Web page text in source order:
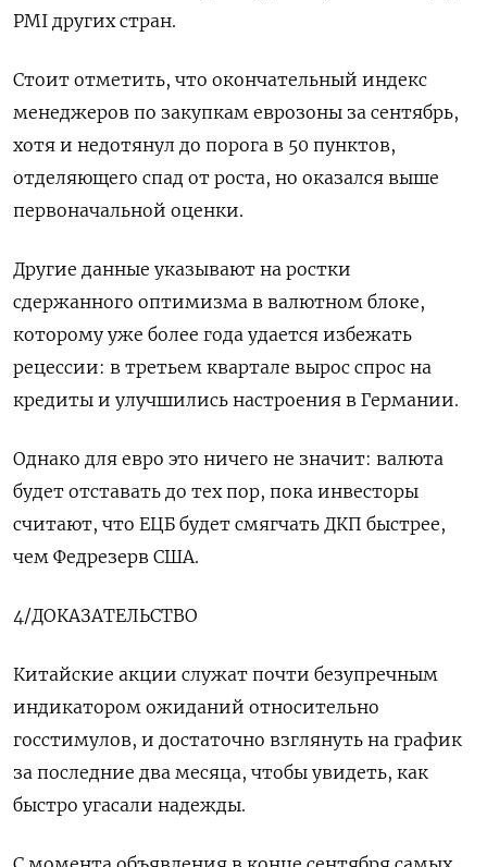
PMI других стран.
Стоит отметить, что окончательный индекс
менеджеров по закупкам еврозоны за сентябрь,
хотя и недотянул до порога в 50 пунктов,
отделяющего спад от роста, но оказался выше
первоначальной оценки.
Другие данные указывают на ростки
сдержанного оптимизма в валютном блоке,
которому уже более года удается избежать
рецессии: в третьем квартале вырос спрос на
кредиты и улучшились настроения в Германии.
Однако для евро это ничего не значит: валюта
будет отставать до тех пор, пока инвесторы
считают, что ЕЦБ будет смягчать ДКП быстрее,
чем Федрезерв США.
4/ДОКАЗАТЕЛЬСТВО
Китайские акции служат почти безупречным
индикатором ожиданий относительно
госстимулов, и достаточно взглянуть на график
за последние два месяца, чтобы увидеть, как
быстро угасали надежды.